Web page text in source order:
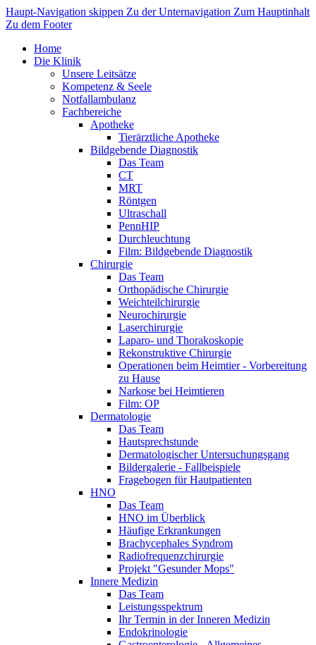
Haupt-Navigation skippen Zu der Unternavigation Zum Hauptinhalt
Zu dem Footer
Home
Die Klinik
Unsere Leitsätze
Kompetenz & Seele
Notfallambulanz
Fachbereiche
Apotheke
Tierärztliche Apotheke
Bildgebende Diagnostik
Das Team
CT
MRT
Röntgen
Ultraschall
PennHIP
Durchleuchtung
Film: Bildgebende Diagnostik
Chirurgie
Das Team
Orthopädische Chirurgie
Weichteilchirurgie
Neurochirurgie
Laserchirurgie
Laparo- und Thorakoskopie
Rekonstruktive Chirurgie
Operationen beim Heimtier - Vorbereitung
zu Hause
Narkose bei Heimtieren
Film: OP
Dermatologie
Das Team
Hautsprechstunde
Dermatologischer Untersuchungsgang
Bildergalerie - Fallbeispiele
Fragebogen für Hautpatienten
HNO
Das Team
HNO im Überblick
Häufige Erkrankungen
Brachycephales Syndrom
Radiofrequenzchirurgie
Projekt "Gesunder Mops"
Innere Medizin
Das Team
Leistungsspektrum
Ihr Termin in der Inneren Medizin
Endokrinologie